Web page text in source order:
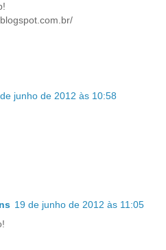
junho de 2012 às 10:58
19 de junho de 2012 às 11:05